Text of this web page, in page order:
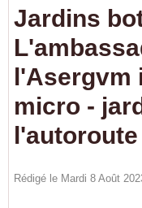
Jardins
l'Asergvm
micro -
l'autoroute
Rédigé le Mardi 8 Août